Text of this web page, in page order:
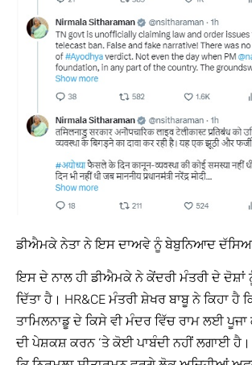
ਡੀਐਮਕੇ ਨੇਤਾ ਨੇ ਇਸ ਦਾਅਵੇ ਨੂੰ ਬੇਬੁਨਿਆਦ
ਇਸ ਦੇ ਨਾਲ ਹੀ ਡੀਐਮਕੇ ਨੇ ਕੇਂਦਰੀ ਮੰਤਰੀ ਦੇ
ਦਿੱਤਾ ਹੈ। HR&CE ਮੰਤਰੀ ਸ਼ੇਖਰ ਬਾਬੂ ਨੇ ਕਿਹਾ ਹੈ
ਤਾਮਿਲਨਾਡੂ ਦੇ ਕਿਸੇ ਵੀ ਮੰਦਰ ਵਿੱਚ ਰਾਮ ਲਈ
ਦੀ ਪੇਸ਼ਕਸ਼ ਕਰਨ ‘ਤੇ ਕੋਈ ਪਾਬੰਦੀ ਨਹੀਂ ਲਗਾਈ